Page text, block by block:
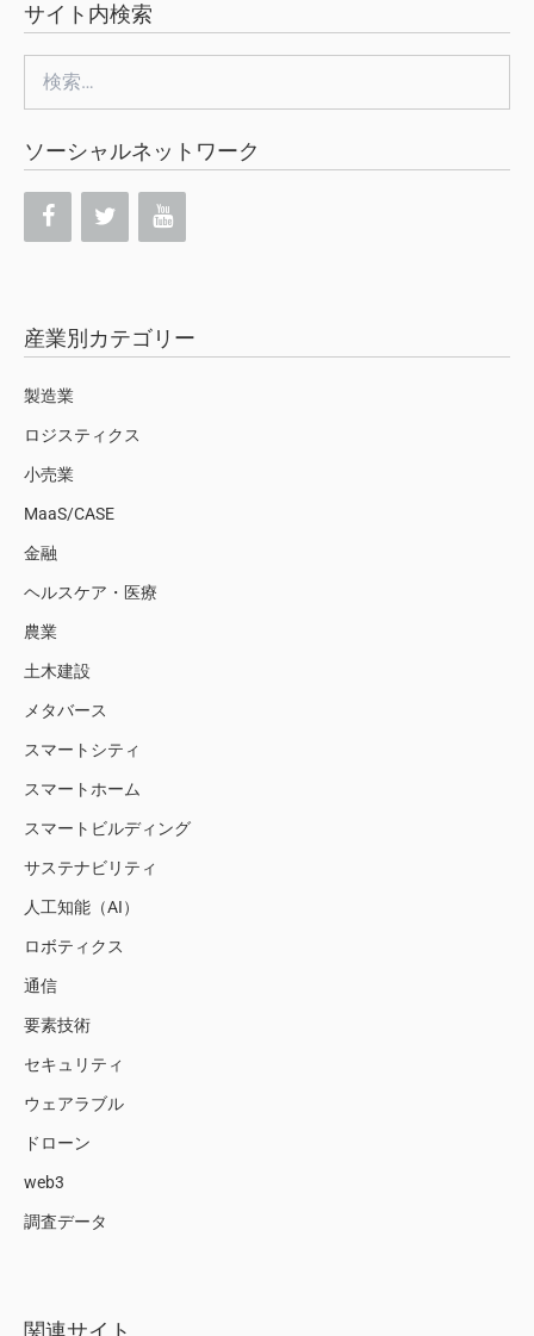
サイト内検索
索:
ソーシャルネットワーク
産業別カテゴリー
製造業
ロジスティクス
小売業
MaaS/CASE
金融
ヘルスケア・医療
農業
土木建設
メタバース
スマートシティ
スマートホーム
スマートビルディング
サステナビリティ
人工知能（AI）
ロボティクス
通信
要素技術
セキュリティ
ウェアラブル
ドローン
web3
調査データ